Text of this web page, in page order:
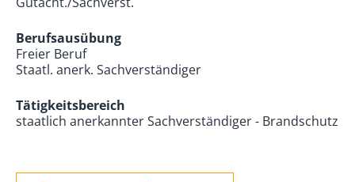
Berufsausübung
Freier Beruf
Staatl. anerk. Sachverständiger
Tätigkeitsbereich
staatlich anerkannter Sachverständiger - Brandschutz